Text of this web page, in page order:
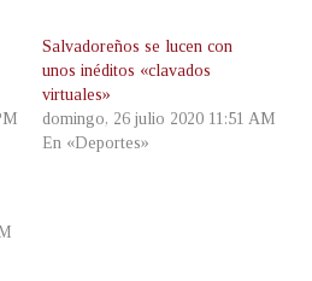
Salvadoreños se lucen con
unos inéditos «clavados
virtuales»
domingo, 26 julio 2020 11:51 AM
En «Deportes»